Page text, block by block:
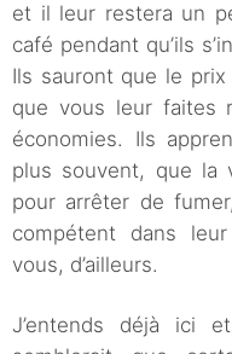
et il leur restera un
café pendant qu’ils
Ils sauront que le
que vous leur faites
économies. Ils
plus souvent, que la
pour arrêter de
compétent dans
vous, d’ailleurs.
J’entends déjà ici